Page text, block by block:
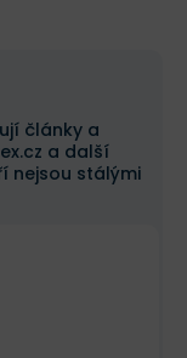
články a
a další
nejsou stálými